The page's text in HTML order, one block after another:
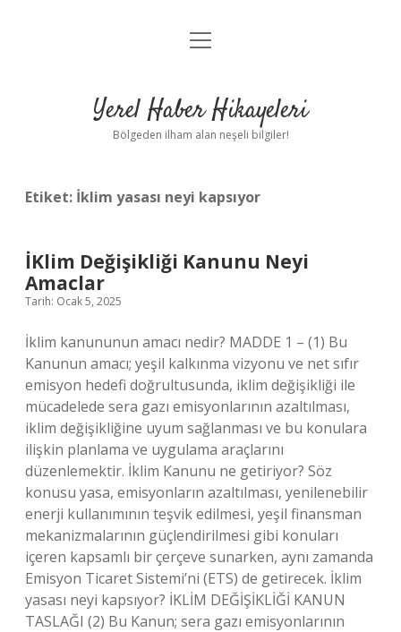
Anasayfa
Yasal Uyarı
menüyü
Yerel Haber Hikayeleri
Bölgeden ilham alan neşeli bilgiler!
Etiket: İklim yasası neyi kapsıyor
İKlim Değişikliği Kanunu Neyi
Amaclar
Tarih: Ocak 5, 2025
İklim kanununun amacı nedir? MADDE 1 – (1) Bu
Kanunun amacı; yeşil kalkınma vizyonu ve net sıfır
emisyon hedefi doğrultusunda, iklim değişikliği ile
mücadelede sera gazı emisyonlarının azaltılması,
iklim değişikliğine uyum sağlanması ve bu konulara
ilişkin planlama ve uygulama araçlarını
düzenlemektir. İklim Kanunu ne getiriyor? Söz
konusu yasa, emisyonların azaltılması, yenilenebilir
enerji kullanımının teşvik edilmesi, yeşil finansman
mekanizmalarının güçlendirilmesi gibi konuları
içeren kapsamlı bir çerçeve sunarken, aynı zamanda
Emisyon Ticaret Sistemi’ni (ETS) de getirecek. İklim
yasası neyi kapsıyor? İKLİM DEĞİŞİKLİĞİ KANUN
TASLAĞI (2) Bu Kanun; sera gazı emisyonlarının